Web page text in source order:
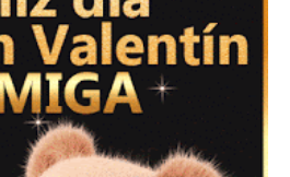
con Nombres para